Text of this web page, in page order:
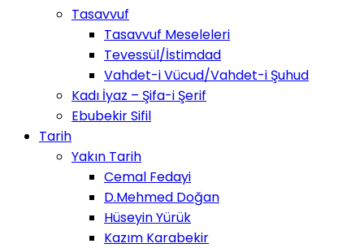
Tasavvuf
Tasavvuf Meseleleri
Tevessül/İstimdad
Vahdet-i Vücud/Vahdet-i Şuhud
Kadı İyaz – Şifa-i Şerif
Ebubekir Sifil
Tarih
Yakın Tarih
Cemal Fedayi
D.Mehmed Doğan
Hüseyin Yürük
Kazım Karabekir